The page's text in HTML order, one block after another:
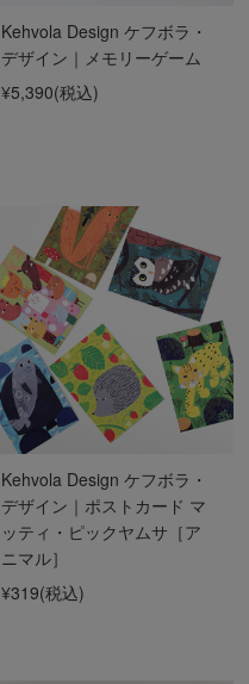
Kehvola Design ケフボラ・
デザイン｜メモリーゲーム
¥5,390(税込)
Kehvola Design ケフボラ・
デザイン｜ポストカード マ
ッティ・ピックヤムサ［ア
ニマル］
¥319(税込)